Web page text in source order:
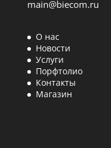
main@biecom.ru
О нас
Новости
Услуги
Порфтолио
Контакты
Магазин